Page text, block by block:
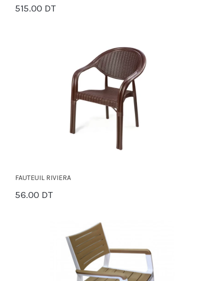
515.00 DT
PANIER
FAUTEUIL RIVIERA
56.00 DT
PANIER